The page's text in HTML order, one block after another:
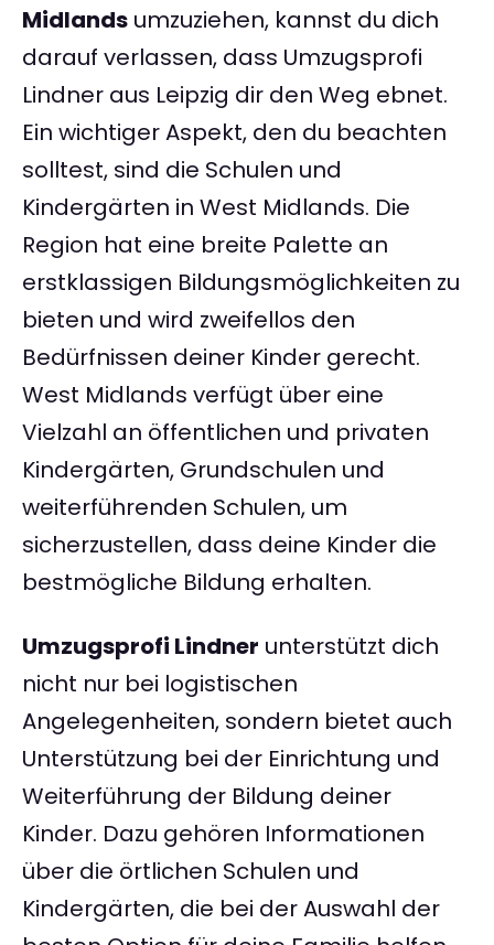
Midlands umzuziehen, kannst du dich
darauf verlassen, dass Umzugsprofi
Lindner aus Leipzig dir den Weg ebnet.
Ein wichtiger Aspekt, den du beachten
solltest, sind die Schulen und
Kindergärten in West Midlands. Die
Region hat eine breite Palette an
erstklassigen Bildungsmöglichkeiten zu
bieten und wird zweifellos den
Bedürfnissen deiner Kinder gerecht.
West Midlands verfügt über eine
Vielzahl an öffentlichen und privaten
Kindergärten, Grundschulen und
weiterführenden Schulen, um
sicherzustellen, dass deine Kinder die
bestmögliche Bildung erhalten.
Umzugsprofi Lindner unterstützt dich
nicht nur bei logistischen
Angelegenheiten, sondern bietet auch
Unterstützung bei der Einrichtung und
Weiterführung der Bildung deiner
Kinder. Dazu gehören Informationen
über die örtlichen Schulen und
Kindergärten, die bei der Auswahl der